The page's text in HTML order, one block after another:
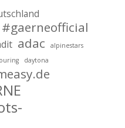
#gaerneofficial
adac alpinestars
daytona